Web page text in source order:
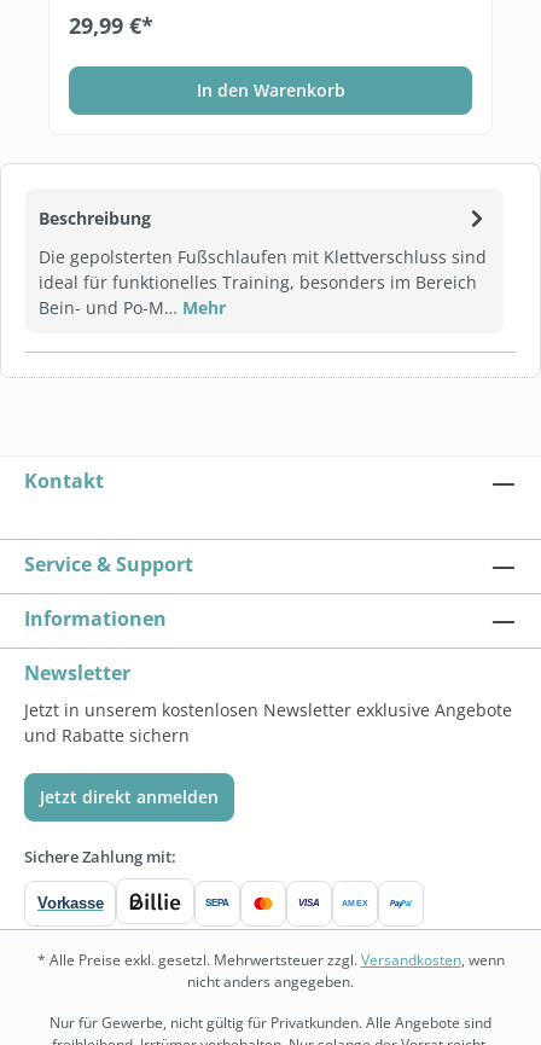
Beschreibung
Die gepolsterten Fußschlaufen mit Klettverschluss sind
ideal für funktionelles Training, besonders im Bereich
Bein- und Po-M… Mehr
29,99 €*
In den Warenkorb
Kontakt
Service & Support
Informationen
Newsletter
Jetzt in unserem kostenlosen Newsletter exklusive Angebote
und Rabatte sichern
Jetzt direkt anmelden
Sichere Zahlung mit:
Vorkasse SEPA VISA AMEX PayPal
* Alle Preise exkl. gesetzl. Mehrwertsteuer zzgl.Versandkosten, wenn
nicht anders angegeben.
Nur für Gewerbe, nicht gültig für Privatkunden. Alle Angebote sind